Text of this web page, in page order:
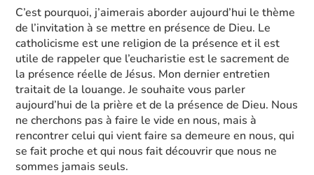
C’est pourquoi, j’aimerais aborder aujourd’hui le thème
de l’invitation à se mettre en présence de Dieu. Le
catholicisme est une religion de la présence et il est
utile de rappeler que l’eucharistie est le sacrement de
la présence réelle de Jésus. Mon dernier entretien
traitait de la louange. Je souhaite vous parler
aujourd’hui de la prière et de la présence de Dieu. Nous
ne cherchons pas à faire le vide en nous, mais à
rencontrer celui qui vient faire sa demeure en nous, qui
se fait proche et qui nous fait découvrir que nous ne
sommes jamais seuls.